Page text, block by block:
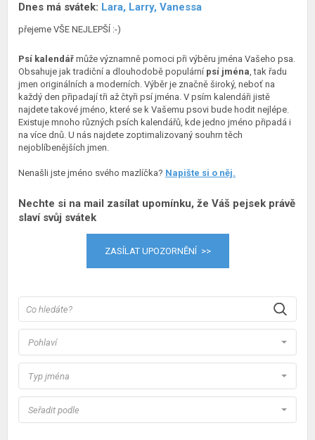
Dnes má svátek: Lara, Larry, Vanessa
přejeme VŠE NEJLEPŠÍ :-)
Psí kalendář může významně pomoci při výběru jména Vašeho psa.
Obsahuje jak tradiční a dlouhodobě populární psí jména, tak řadu
jmen originálních a moderních. Výběr je značně široký, neboť na
každý den připadají tři až čtyři psí jména. V psím kalendáři jistě
najdete takové jméno, které se k Vašemu psovi bude hodit nejlépe.
Existuje mnoho různých psích kalendářů, kde jedno jméno připadá i
na více dnů. U nás najdete zoptimalizovaný souhrn těch
nejoblíbenějších jmen.
Nenašli jste jméno svého mazlíčka? Napište si o něj.
Nechte si na mail zasílat upomínku, že Váš pejsek právě
slaví svůj svátek
ZASÍLAT UPOZORNĚNÍ >>
Pohlaví
Typ jména
Seřadit podle